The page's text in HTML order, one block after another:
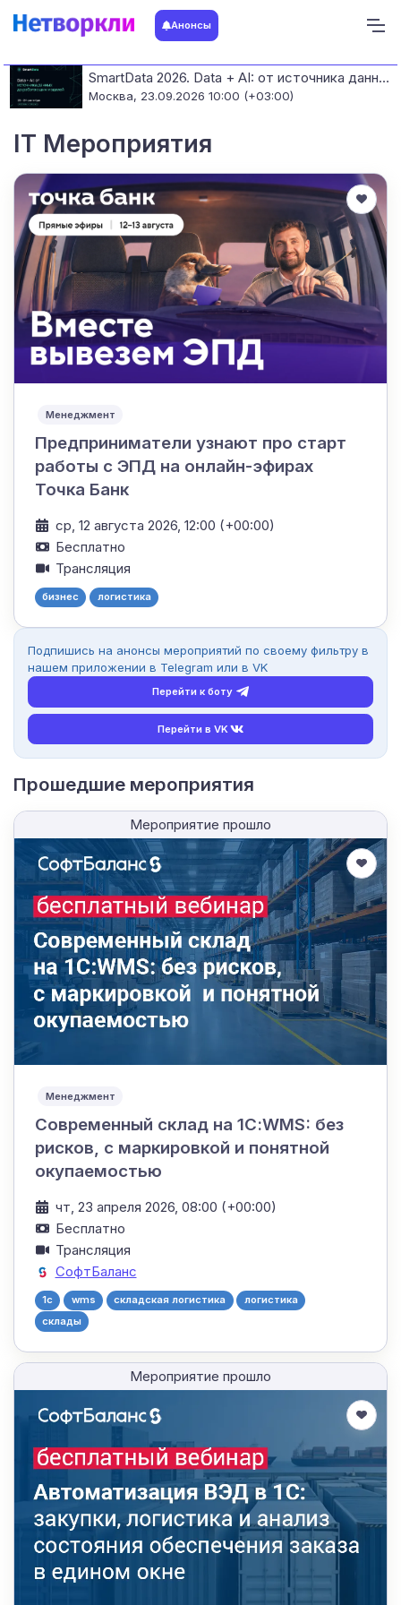
Анонсы
SmartData 2026. Data + AI: от источника данных до работающих моделей
Москва, 23.09.2026 10:00 (+03:00)
IT Мероприятия
Менеджмент
Предприниматели узнают про старт
работы с ЭПД на онлайн-эфирах
Точка Банк
ср, 12 августа 2026, 12:00 (+00:00)
Бесплатно
Трансляция
бизнес логистика
Подпишись на анонсы мероприятий по своему фильтру в
нашем приложении в Telegram или в VK
Перейти к боту
Перейти в VK
Прошедшие мероприятия
Мероприятие прошло
Менеджмент
Современный склад на 1С:WMS: без
рисков, с маркировкой и понятной
окупаемостью
чт, 23 апреля 2026, 08:00 (+00:00)
Бесплатно
Трансляция
СофтБаланс
1c wms складская логистика
логистика
склады
Мероприятие прошло